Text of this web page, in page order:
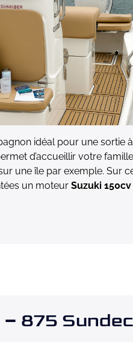
idéal pour une sortie
d’accueillir votre
une île par exemple. Sur
un moteur Suzuki 150cv
– 875